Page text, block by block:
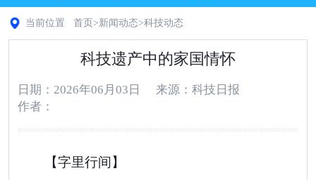
当前位置 首页 >新闻动态>科技动态
科技遗产中的家国情怀
日期：2026年06月03日
来源：科技日报
作者：
【字里行间】